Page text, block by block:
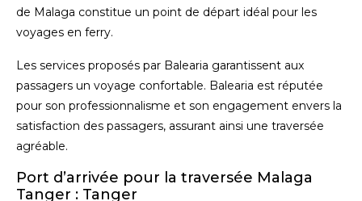
de Malaga constitue un point de départ idéal pour les
voyages en ferry.
Les services proposés par Balearia garantissent aux
passagers un voyage confortable. Balearia est réputée
pour son professionnalisme et son engagement envers la
satisfaction des passagers, assurant ainsi une traversée
agréable.
Port d’arrivée pour la traversée Malaga
Tanger : Tanger